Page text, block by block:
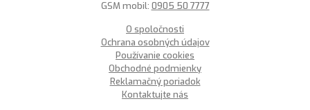
GSM mobil: 0905 50 7777
O spoločnosti
Ochrana osobných údajov
Používanie cookies
Obchodné podmienky
Reklamačný poriadok
Kontaktujte nás